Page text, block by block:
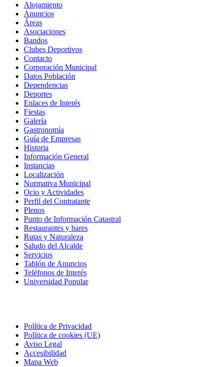
Alojamiento
Anuncios
Áreas
Asociaciones
Bandos
Clubes Deportivos
Contacto
Corporación Municipal
Datos Población
Dependencias
Deportes
Enlaces de Interés
Fiestas
Galería
Gastronomía
Guía de Empresas
Historia
Información General
Instancias
Localización
Normativa Municipal
Ocio y Actividades
Perfil del Contratante
Plenos
Punto de Información Catastral
Restaurantes y bares
Rutas y Naturaleza
Saludo del Alcalde
Servicios
Tablón de Anuncios
Teléfonos de Interés
Universidad Popular
Política de Privacidad
Política de cookies (UE)
Aviso Legal
Accesibilidad
Mapa Web